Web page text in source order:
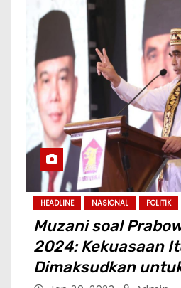
HEADLINE NASIONAL POLITIK
Muzani soal
2024: Kekuasaan
Dimaksudkan